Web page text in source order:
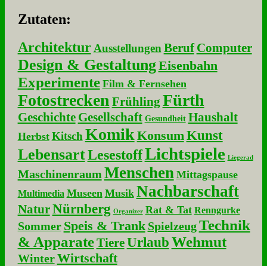
Zu­ta­ten:
Architektur Ausstellungen Beruf Computer
Design & GestaltungEisenbahn
Experimente Film & Fernsehen
Fotostrecken Frühling Fürth
Geschichte Gesellschaft Gesundheit Haushalt
Herbst Kitsch Komik KonsumKunst
LebensartLesestoffLichtspiele Liegerad
Maschinenraum Menschen Mittagspause
Multimedia Museen Musik Nachbarschaft
NaturNürnberg Organizer Rat & Tat Renngurke
Sommer Speis & Trank Spielzeug Technik
& Apparate Tiere UrlaubWehmut
Winter Wirtschaft